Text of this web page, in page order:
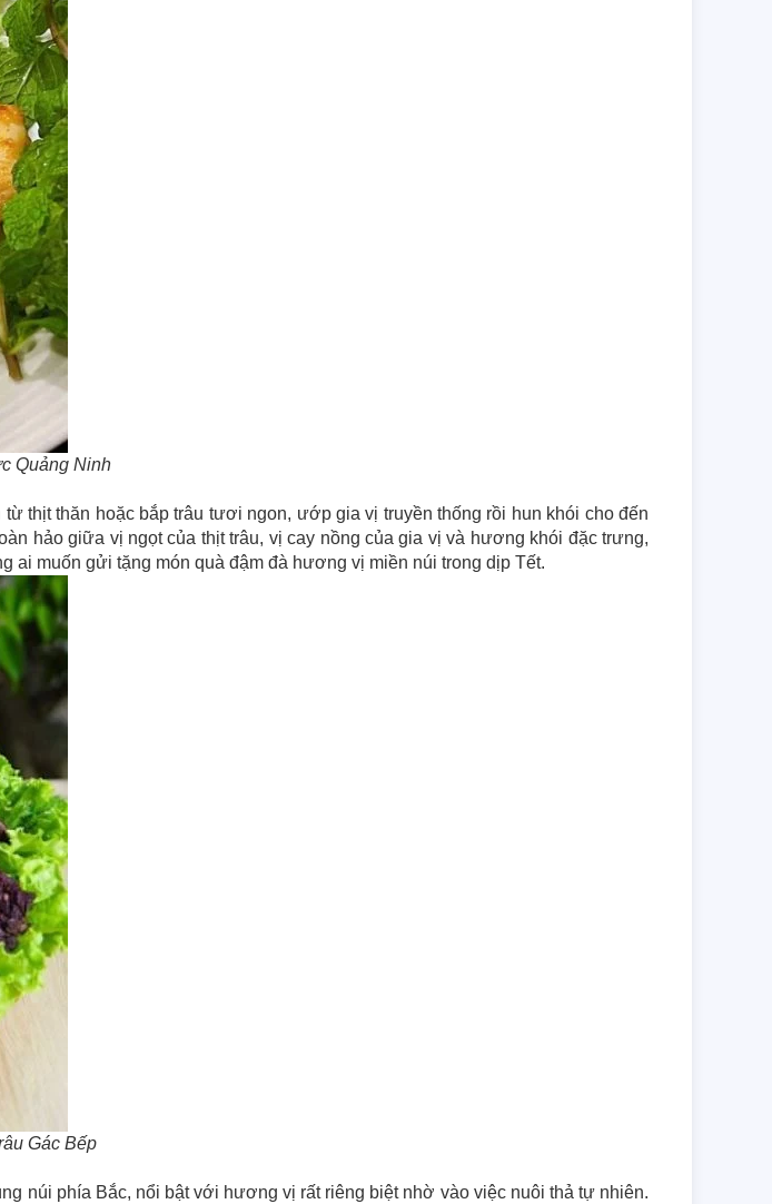
Quảng Ninh
thịt thăn hoặc bắp trâu tươi ngon, ướp gia vị truyền thống rồi hun khói cho đến
hảo giữa vị ngọt của thịt trâu, vị cay nồng của gia vị và hương khói đặc trưng,
muốn gửi tặng món quà đậm đà hương vị miền núi trong dịp Tết.
Gác Bếp
núi phía Bắc, nổi bật với hương vị rất riêng biệt nhờ vào việc nuôi thả tự nhiên.